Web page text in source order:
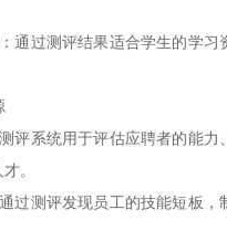
通过测评结果适合学生的学习
评系统用于评估应聘者的能力
才。
过测评发现员工的技能短板，